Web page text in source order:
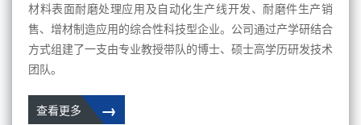
材料表面耐磨处理应用及自动化生产线开发、耐磨件生产销
售、增材制造应用的综合性科技型企业。公司通过产学研结合
方式组建了一支由专业教授带队的博士、硕士高学历研发技术
团队。
→
查看更多